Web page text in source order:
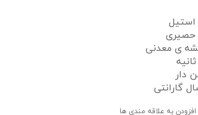
استیل
حصیری
ی معدنی
دار
افزودن به علاقه مندی ها